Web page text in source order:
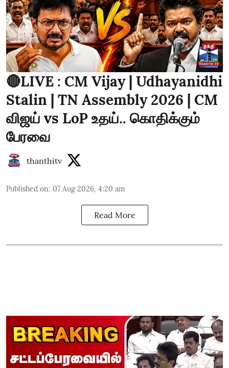
🔴LIVE : CM Vijay | Udhayanidhi
Stalin | TN Assembly 2026 | CM
விஜய் vs LoP உதய்.. கொதிக்கும்
பேரவை
thanthitv
Published on: 07 Aug 2026, 4:20 am
Read More